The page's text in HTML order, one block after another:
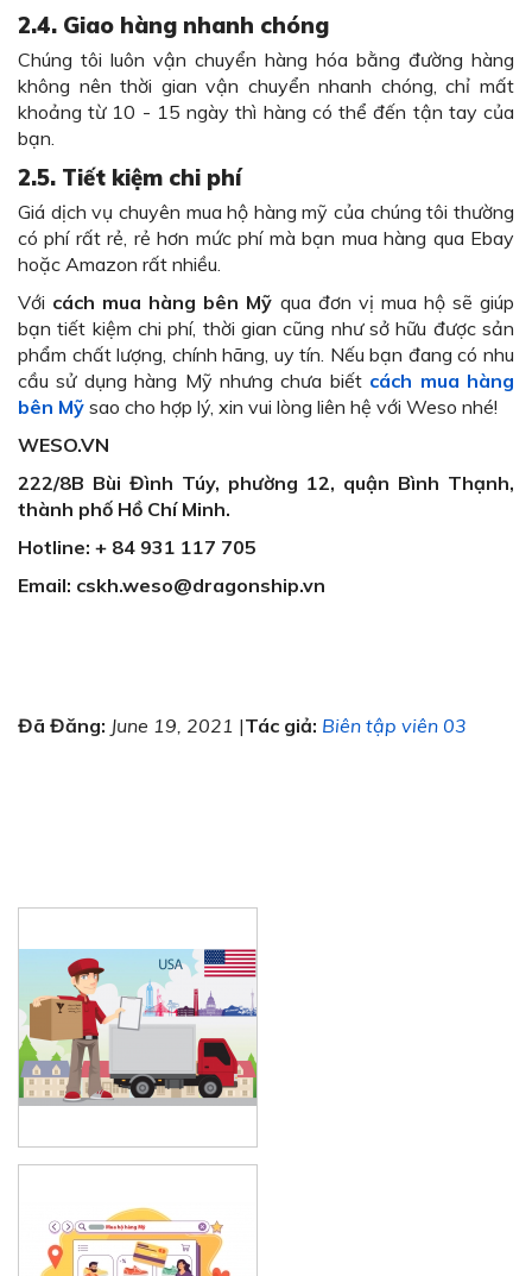
2.4. Giao hàng nhanh chóng
Chúng tôi luôn vận chuyển hàng hóa bằng đường hàng
không nên thời gian vận chuyển nhanh chóng, chỉ mất
khoảng từ 10 - 15 ngày thì hàng có thể đến tận tay của
bạn.
2.5. Tiết kiệm chi phí
Giá dịch vụ chuyên mua hộ hàng mỹ của chúng tôi thường
có phí rất rẻ, rẻ hơn mức phí mà bạn mua hàng qua Ebay
hoặc Amazon rất nhiều.
Với cách mua hàng bên Mỹ qua đơn vị mua hộ sẽ giúp
bạn tiết kiệm chi phí, thời gian cũng như sở hữu được sản
phẩm chất lượng, chính hãng, uy tín. Nếu bạn đang có nhu
cầu sử dụng hàng Mỹ nhưng chưa biết cách mua hàng
bên Mỹ sao cho hợp lý, xin vui lòng liên hệ với Weso nhé!
WESO.VN
222/8B Bùi Đình Túy, phường 12, quận Bình Thạnh,
thành phố Hồ Chí Minh.
Hotline: + 84 931 117 705
Email: cskh.weso@dragonship.vn
Đã Đăng: June 19, 2021 |Tác giả: Biên tập viên 03